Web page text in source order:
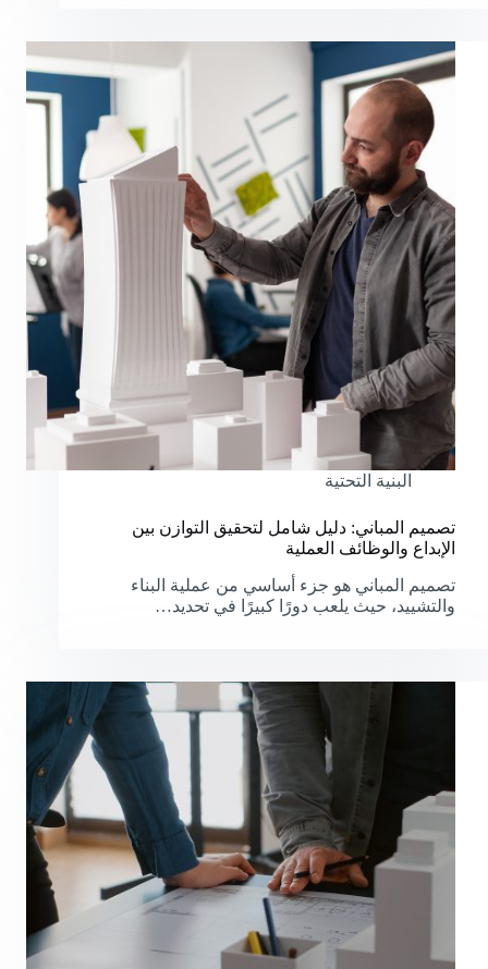
البنية التحتية
تصميم المباني: دليل شامل لتحقيق التوازن بين
الإبداع والوظائف العملية
تصميم المباني هو جزء أساسي من عملية البناء
والتشييد، حيث يلعب دورًا كبيرًا في تحديد…